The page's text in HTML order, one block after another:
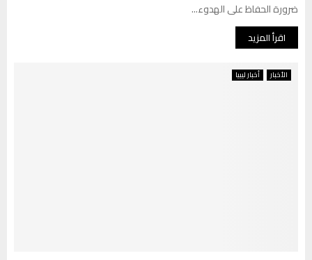
ضرورة الحفاظ على الهدوء...
اقرأ المزيد
الأخبار أخبار ليبيا